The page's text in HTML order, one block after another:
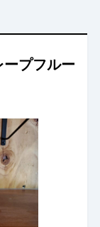
プフルー